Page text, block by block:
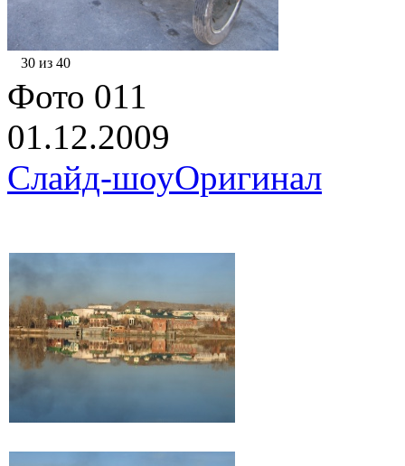
30 из 40
Фото 011
01.12.2009
Слайд-шоуОригинал